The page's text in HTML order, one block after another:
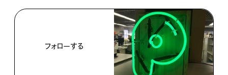
フォローする